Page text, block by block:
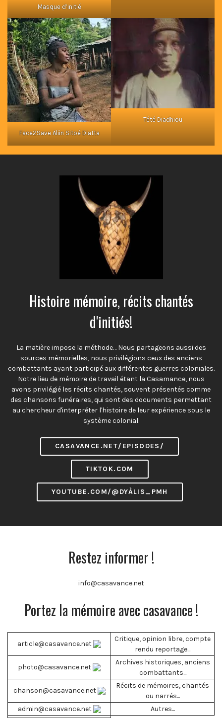
Masque d’initié
Face2Save Aliin Sitoé Diatta
Tété Diadhiou
Histoire mémoire, récits chantés
d'initiés!
La matière impose la méthode… Nous partageons aussi des
sources mémorielles, nous privilégions ceux des anciens
combattants ayant participé aux différentes guerres coloniales.
Notre lieu de mémoire de travail étant la Casamance, nous
avons privilégié les récits chantés, souvent présentés comme
des chansons funéraires, qui sont des documents permettant
au chercheur d'interpréter l'histoire de leur expérience sous le
système colonial.
CASAVANCE.NET/EPISODES/
TIKTOK.COM
YOUTUBE.COM/@DYÀLIS_PMH
Restez informer !
info@casavance.net
Portez la mémoire avec casavance !
article@casavance.net
Critique, opinion libre, compte
rendu reportage...
photo@casavance.net
Archives historiques, anciens
combattants...
chanson@casavance.net
Récits de mémoires, chantés
ou narrés...
admin@casavance.net
Autres...